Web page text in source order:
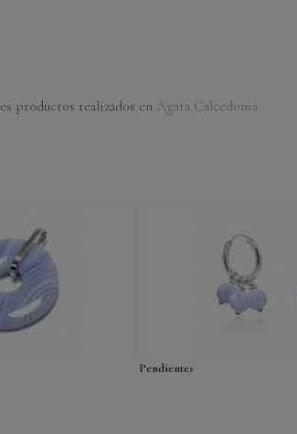
productos realizados en Ágata Calcedonia
Pendientes